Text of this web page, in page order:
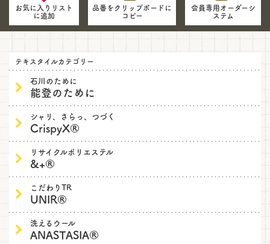
の
番・
報
を
お
問
い
合
わ
せ
に
ご
活
用
く
だ
さ
い
お気に入りリスト
に追加
品番をクリップボードに
コピー
会員専用オーダーシ
ステム
テキスタイルカテゴリー
石川のために
能登のために
シャリ、さらっ、つづく
CrispyX®
リサイクルポリエステル
&+®
こだわりTR
UNIR®
洗えるウール
ANASTASIA®